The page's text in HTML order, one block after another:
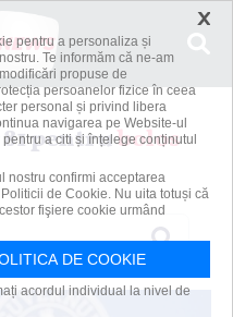
81 pentrubolos
×
pentru a personaliza și
Te informăm că ne-am
propuse de
persoanelor fizice în ceea
personal și privind libera
navigarea pe Website-ul
a citi și înțelege conținutul
nostru confirmi acceptarea
de Cookie. Nu uita totuși că
fişiere cookie urmând
DE COOKIE
acordul individual la nivel de